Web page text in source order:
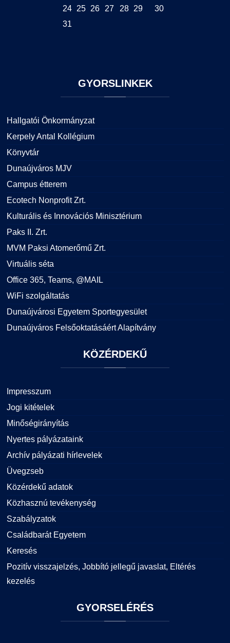
24
25 26 27 28 29
30
31
GYORSLINKEK
Hallgatói Önkormányzat
Kerpely Antal Kollégium
Könyvtár
Dunaújváros MJV
Campus étterem
Ecotech Nonprofit Zrt.
Kulturális és Innovációs Minisztérium
Paks II. Zrt.
MVM Paksi Atomerőmű Zrt.
Virtuális séta
Office 365, Teams, @MAIL
WiFi szolgáltatás
Dunaújvárosi Egyetem Sportegyesület
Dunaújváros Felsőoktatásáért Alapítvány
KÖZÉRDEKŰ
Impresszum
Jogi kitételek
Minőségirányítás
Nyertes pályázataink
Archív pályázati hírlevelek
Üvegzseb
Közérdekű adatok
Közhasznú tevékenység
Szabályzatok
Családbarát Egyetem
Keresés
Pozitív visszajelzés, Jobbító jellegű javaslat, Eltérés
kezelés
GYORSELÉRÉS